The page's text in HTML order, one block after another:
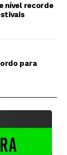
nível recorde
para